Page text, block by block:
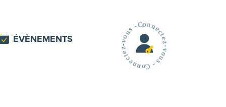
ÉVÈNEMENTS